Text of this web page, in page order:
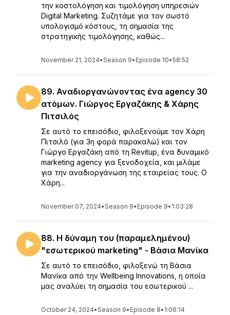
την κοστολόγηση και τιμολόγηση υπηρεσιών
Digital Marketing. Συζητάμε για τον σωστό
υπολογισμό κόστους, τη σημασία της
στρατηγικής τιμολόγησης, καθώς...
November 21, 2024•Season 9• Episode 10•58:52
89. Αναδιοργανώνοντας ένα agency 30
ατόμων. Γιώργος Εργαζάκης & Χάρης
Πιτσιλός
Σε αυτό το επεισόδιο, φιλοξενούμε τον Χάρη
Πιτσιλό (για 3η φορά παρακαλώ) και τον
Γιώργο Εργαζάκη από τη Revitup, ένα δυναμικό
marketing agency για ξενοδοχεία, και μιλάμε
για την αναδιοργάνωση της εταιρείας τους. Ο
Χάρη...
November 07, 2024•Season 9• Episode 9• 1:03:28
88. Η δύναμη του (παραμελημένου)
"εσωτερικού marketing" - Βάσια Μανίκα
Σε αυτό το επεισόδιο, φιλοξενώ τη Βάσια
Μανίκα από την Wellbeing Innovations, η οποία
μας αναλύει τη σημασία του εσωτερικού ...
October 24, 2024•Season 9• Episode 8• 1:06:14